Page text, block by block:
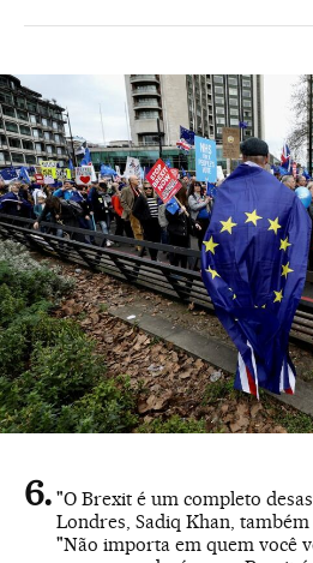
"O Brexit é um completo
Londres, Sadiq Khan,
"Não importa em quem você